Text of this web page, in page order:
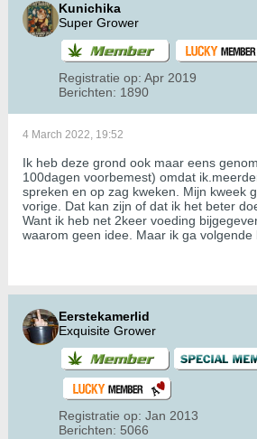
Kunichika
Super Grower
Registratie op: Apr 2019
Berichten: 1890
4 March 2022, 19:52
Ik heb deze grond ook maar eens
100dagen voorbemest) omdat
spreken en op zag kweken. Mijn kweek
vorige. Dat kan zijn of dat ik het beter
Want ik heb net 2keer voeding
waarom geen idee. Maar ik ga volgende
Eerstekamerlid
Exquisite Grower
Registratie op: Jan 2013
Berichten: 5066